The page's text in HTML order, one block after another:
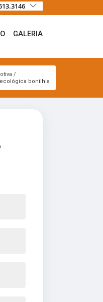
GALERIA
bonilhia